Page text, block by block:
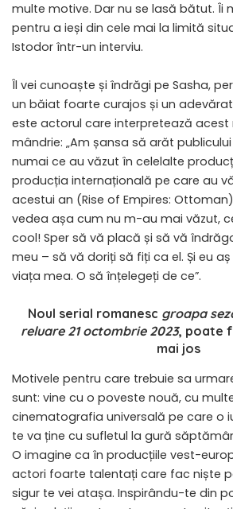
multe motive. Dar nu se lasă bătut. Îi
pentru a ieși din cele mai la limită
Istodor într-un interviu.
Îl vei cunoaște și îndrăgi pe Sasha,
un băiat foarte curajos și un adevărat
este actorul care interpretează acest
mândrie: „Am șansa să arăt
numai ce au văzut în celelalte
producția internațională pe care au
acestui an (Rise of Empires:
vedea așa cum nu m-au mai văzut,
cool! Sper să vă placă și să vă
meu – să vă doriți să fiți ca el. Și eu
viața mea. O să înțelegeți de ce”.
Noul serial romanesc groapa
reluare 21 octombrie 2023, poate
mai jos
Motivele pentru care trebuie sa
sunt: vine cu o poveste nouă, cu
cinematografia universală pe care o
te va ține cu sufletul la gură
O imagine ca în producțiile vest-
actori foarte talentați care fac niște
sigur te vei atașa. Inspirându-te din